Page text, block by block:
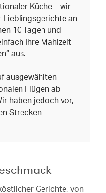
Küche – wir
Lieblingsgerichte an
10 Tagen und
Ihre Mahlzeit
aus.
ausgewählten
Flügen ab
haben jedoch vor,
Strecken
Gerichte, von